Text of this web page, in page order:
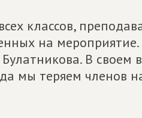
классов,
на
В своем
мы теряем членов